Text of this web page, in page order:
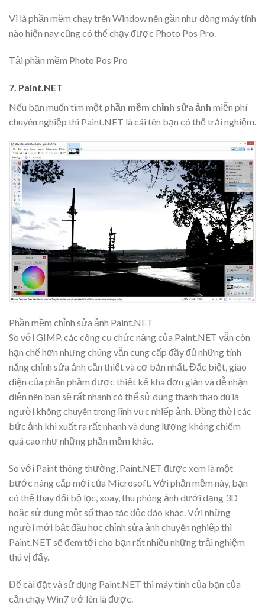
Vì là phần mềm chạy trên Window nên gần như dòng máy tính
nào hiện nay cũng có thể chạy được Photo Pos Pro.
Tải phần mềm Photo Pos Pro
7. Paint.NET
Nếu bạn muốn tìm một phần mềm chỉnh sửa ảnh miễn phí
chuyên nghiệp thì Paint.NET là cái tên bạn có thể trải nghiệm.
Phần mềm chỉnh sửa ảnh Paint.NET
So với GIMP, các công cụ chức năng của Paint.NET vẫn còn
hạn chế hơn nhưng chúng vẫn cung cấp đầy đủ những tính
năng chỉnh sửa ảnh cần thiết và cơ bản nhất. Đặc biệt, giao
diện của phần phầm được thiết kế khá đơn giản và dễ nhận
diện nên bạn sẽ rất nhanh có thể sử dụng thành thạo dù là
người không chuyên trong lĩnh vực nhiếp ảnh. Đồng thời các
bức ảnh khi xuất ra rất nhanh và dung lượng không chiếm
quá cao như những phần mềm khác.
So với Paint thông thường, Paint.NET được xem là một
bước nâng cấp mới của Microsoft. Với phần mềm này, bạn
có thể thay đổi bộ lọc, xoay, thu phóng ảnh dưới dạng 3D
hoặc sử dụng một số thao tác độc đáo khác. Với những
người mới bắt đầu học chỉnh sửa ảnh chuyên nghiệp thì
Paint.NET sẽ đem tới cho bạn rất nhiều những trải nghiệm
thú vị đấy.
Để cài đặt và sử dụng Paint.NET thì máy tính của bạn của
cần chạy Win7 trở lên là được.